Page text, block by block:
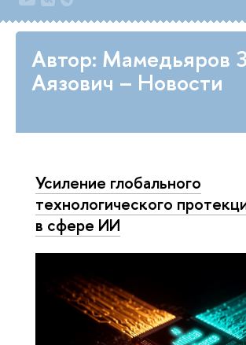
Автор: Мамедьяров
Аязович – Новости
Усиление глобального
технологического
в сфере ИИ